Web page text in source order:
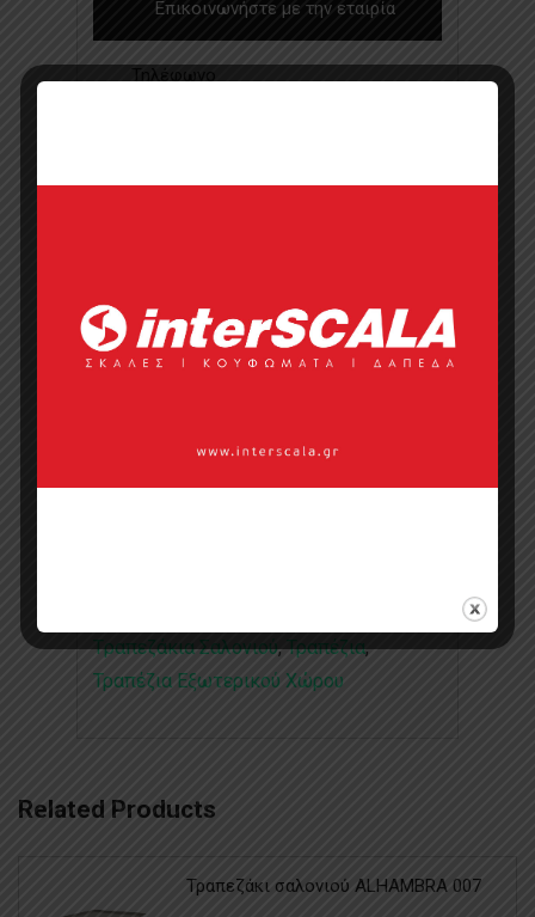
Επικοινωνήστε με την εταιρία
Τηλέφωνο
Προσφορά
Κατάλογος σε pdf
Επικοινωνία με πωλητή
Tραπεζάκια Σαλονιού,Τραπέζια,
Τραπέζια Εξωτερικού Χώρου
Related Products
Τραπεζάκι σαλονιού ALHAMBRA 007